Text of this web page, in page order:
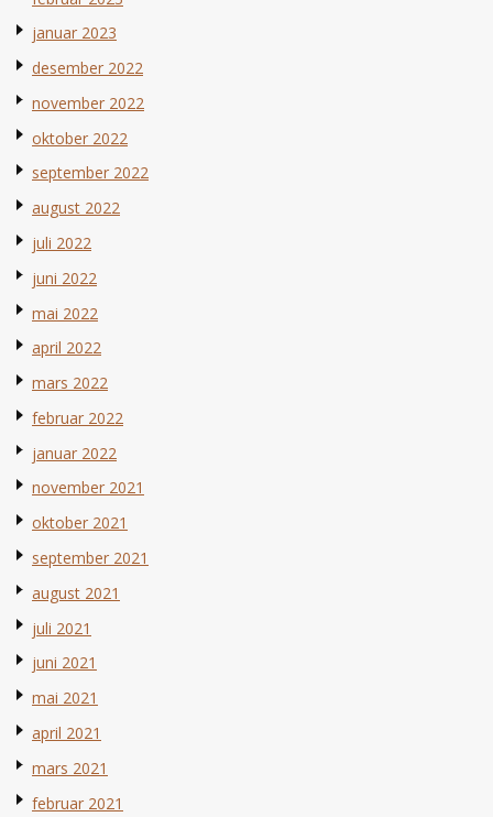
januar 2023
desember 2022
november 2022
oktober 2022
september 2022
august 2022
juli 2022
juni 2022
mai 2022
april 2022
mars 2022
februar 2022
januar 2022
november 2021
oktober 2021
september 2021
august 2021
juli 2021
juni 2021
mai 2021
april 2021
mars 2021
februar 2021